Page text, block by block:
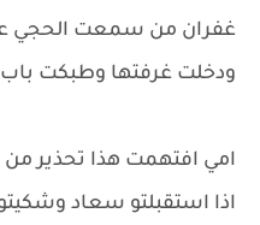
غفران من سمعت الحجي
ودخلت غرفتها وطبكت باب
امي افتهمت هذا تحذير من
اذا استقبلتو سعاد